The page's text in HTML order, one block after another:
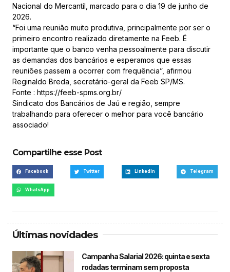
Nacional do Mercantil, marcado para o dia 19 de junho de
2026.
“Foi uma reunião muito produtiva, principalmente por ser o
primeiro encontro realizado diretamente na Feeb. É
importante que o banco venha pessoalmente para discutir
as demandas dos bancários e esperamos que essas
reuniões passem a ocorrer com frequência”, afirmou
Reginaldo Breda, secretário-geral da Feeb SP/MS.
Fonte : https://feeb-spms.org.br/
Sindicato dos Bancários de Jaú e região, sempre
trabalhando para oferecer o melhor para você bancário
associado!
Compartilhe esse Post
Facebook Twitter LinkedIn Telegram
WhatsApp
Últimas novidades
Campanha Salarial 2026: quinta e sexta
rodadas terminam sem proposta